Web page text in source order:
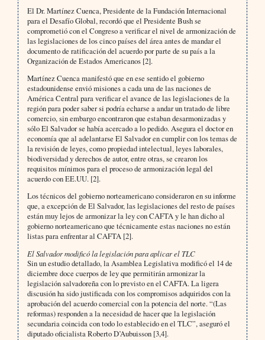
El Dr. Martínez Cuenca, Presidente de la Fundación Internacional
para el Desafío Global, recordó que el Presidente Bush se
comprometió con el Congreso a verificar el nivel de armonización de
las legislaciones de los cinco países del área antes de mandar el
documento de ratificación del acuerdo por parte de su país a la
Organización de Estados Americanos [2].
Martínez Cuenca manifestó que en ese sentido el gobierno
estadounidense envió misiones a cada una de las naciones de
América Central para verificar el avance de las legislaciones de la
región para poder saber si podría echarse a andar un tratado de libre
comercio, sin embargo encontraron que estaban desarmonizadas y
sólo El Salvador se había acercado a lo pedido. Asegura el doctor en
economía que al adelantarse El Salvador en cumplir con los temas de
la revisión de leyes, como propiedad intelectual, leyes laborales,
biodiversidad y derechos de autor, entre otras, se crearon los
requisitos mínimos para el proceso de armonización legal del
acuerdo con EE.UU. [2].
Los técnicos del gobierno norteamericano consideraron en su informe
que, a excepción de El Salvador, las legislaciones del resto de países
están muy lejos de armonizar la ley con CAFTA y le han dicho al
gobierno norteamericano que técnicamente estas naciones no están
listas para enfrentar al CAFTA [2].
El Salvador modificó la legislación para aplicar el TLC
Sin un estudio detallado, la Asamblea Legislativa modificó el 14 de
diciembre doce cuerpos de ley que permitirán armonizar la
legislación salvadoreña con lo previsto en el CAFTA. La ligera
discusión ha sido justificada con los compromisos adquiridos con la
aprobación del acuerdo comercial con la potencia del norte. “(Las
reformas) responden a la necesidad de hacer que la legislación
secundaria coincida con todo lo establecido en el TLC”, aseguró el
diputado oficialista Roberto D’Aubuisson [3,4].